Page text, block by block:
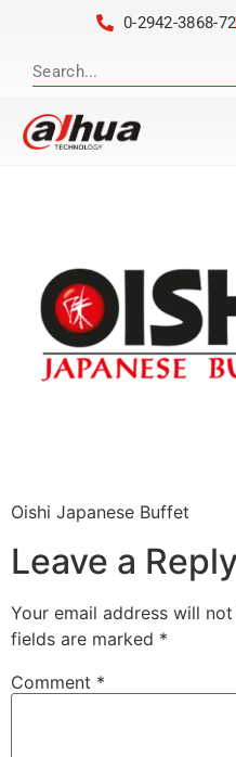
0-2942-3868-72
Oishi Japanese Buffet
Leave a Reply
Your email address will
fields are marked *
Comment *